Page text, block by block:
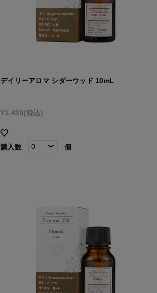
デイリーアロマ シダーウッド 10mL
¥1,430(税込)
購入数 個